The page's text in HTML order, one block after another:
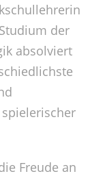
der
absolviert
Freude an